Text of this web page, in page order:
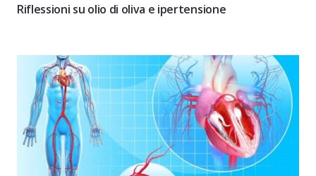
Riflessioni su olio di oliva e ipertensione